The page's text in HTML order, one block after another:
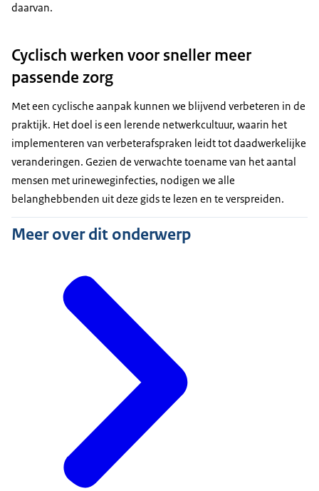
daarvan.
Cyclisch werken voor sneller meer
passende zorg
Met een cyclische aanpak kunnen we blijvend verbeteren in de
praktijk. Het doel is een lerende netwerkcultuur, waarin het
implementeren van verbeterafspraken leidt tot daadwerkelijke
veranderingen. Gezien de verwachte toename van het aantal
mensen met urineweginfecties, nodigen we alle
belanghebbenden uit deze gids te lezen en te verspreiden.
Meer over dit onderwerp